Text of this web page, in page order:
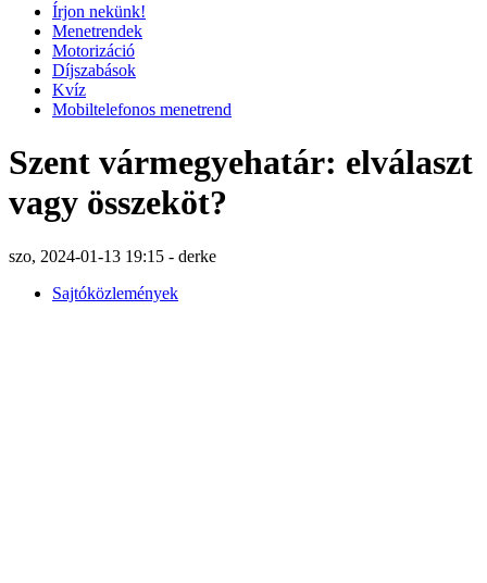
Írjon nekünk!
Menetrendek
Motorizáció
Díjszabások
Kvíz
Mobiltelefonos menetrend
Szent vármegyehatár: elválaszt
vagy összeköt?
szo, 2024-01-13 19:15 - derke
Sajtóközlemények